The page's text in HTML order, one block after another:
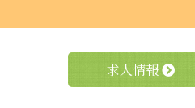
求人情報